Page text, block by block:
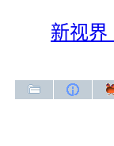
新视界